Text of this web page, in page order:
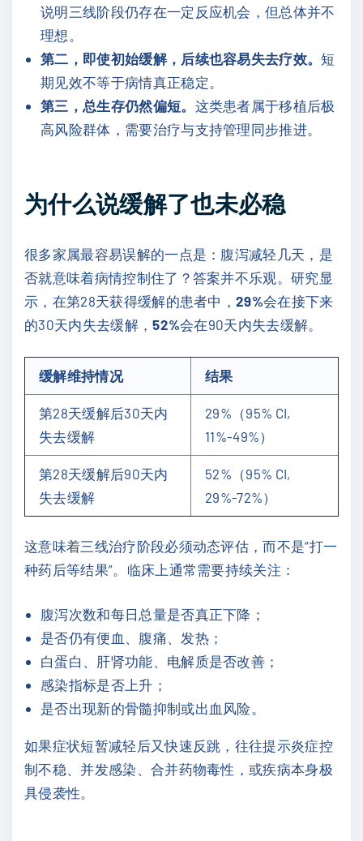
说明三线阶段仍存在一定反应机会，但总体并不
理想。
第二，即使初始缓解，后续也容易失去疗效。短
期见效不等于病情真正稳定。
第三，总生存仍然偏短。 这类患者属于移植后极
高风险群体，需要治疗与支持管理同步推进。
为什么说缓解了也未必稳
很多家属最容易误解的一点是：腹泻减轻几天，是
否就意味着病情控制住了？答案并不乐观。研究显
示，在第28天获得缓解的患者中，29%会在接下来
的30天内失去缓解，52%会在90天内失去缓解。
缓解维持情况 结果
第28天缓解后30天内
失去缓解
29%（95% CI,
11%-49%）
第28天缓解后90天内
失去缓解
52%（95% CI,
29%-72%）
这意味着三线治疗阶段必须动态评估，而不是“打一
种药后等结果”。临床上通常需要持续关注：
腹泻次数和每日总量是否真正下降；
是否仍有便血、腹痛、发热；
白蛋白、肝肾功能、电解质是否改善；
感染指标是否上升；
是否出现新的骨髓抑制或出血风险。
如果症状短暂减轻后又快速反跳，往往提示炎症控
制不稳、并发感染、合并药物毒性，或疾病本身极
具侵袭性。